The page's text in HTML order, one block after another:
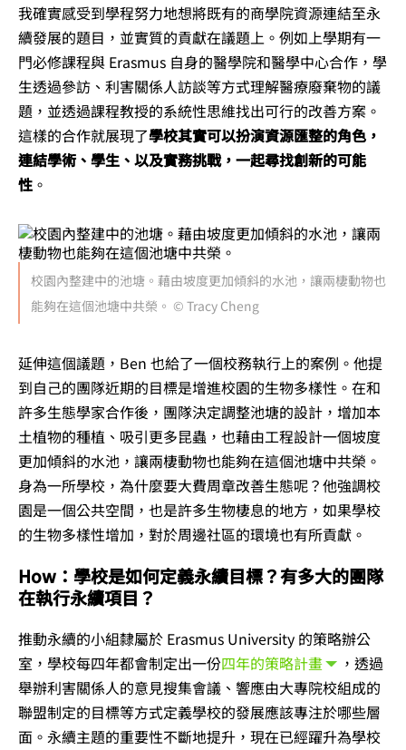
我確實感受到學程努力地想將既有的商學院資源連結至永
續發展的題目，並實質的貢獻在議題上。例如上學期有一
門必修課程與 Erasmus 自身的醫學院和醫學中心合作，學
生透過參訪、利害關係人訪談等方式理解醫療廢棄物的議
題，並透過課程教授的系統性思維找出可行的改善方案。
這樣的合作就展現了學校其實可以扮演資源匯整的角色，
連結學術、學生、以及實務挑戰，一起尋找創新的可能
性 。
校園內整建中的池塘。藉由坡度更加傾斜的水池，讓兩棲動物也
能夠在這個池塘中共榮。 © Tracy Cheng
延伸這個議題，Ben 也給了一個校務執行上的案例。他提
到自己的團隊近期的目標是增進校園的生物多樣性。在和
許多生態學家合作後，團隊決定調整池塘的設計 ，增加本
土植物的種植、吸引更多昆蟲，也藉由工程設計一個坡度
更加傾斜的水池，讓兩棲動物也能夠在這個池塘中共榮。
身為一所學校，為什麼要大費周章改善生態呢？他強調校
園是一個公共空間，也是許多生物棲息的地方，如果學校
的生物多樣性增加，對於周邊社區的環境也有所貢獻。
How：學校是如何定義永續目標？有多大的團隊
在執行永續項目？
推動永續的小組隸屬於 Erasmus University 的策略辦公
室，學校每四年都會制定出一份四年的策略計畫
，透過
舉辦利害關係人的意見搜集會議、響應由大專院校組成的
聯盟制定的目標等方式定義學校的發展應該專注於哪些層
面。永續主題的重要性不斷地提升，現在已經躍升為學校